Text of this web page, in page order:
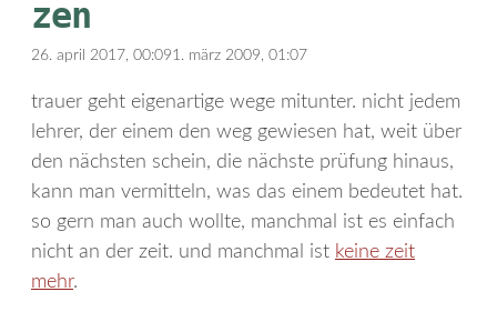
zen
26. april 2017, 00:091. märz 2009, 01:07
trauer geht eigenartige wege mitunter. nicht jedem
lehrer, der einem den weg gewiesen hat, weit über
den nächsten schein, die nächste prüfung hinaus,
kann man vermitteln, was das einem bedeutet hat.
so gern man auch wollte, manchmal ist es einfach
nicht an der zeit. und manchmal ist keine zeit
mehr.